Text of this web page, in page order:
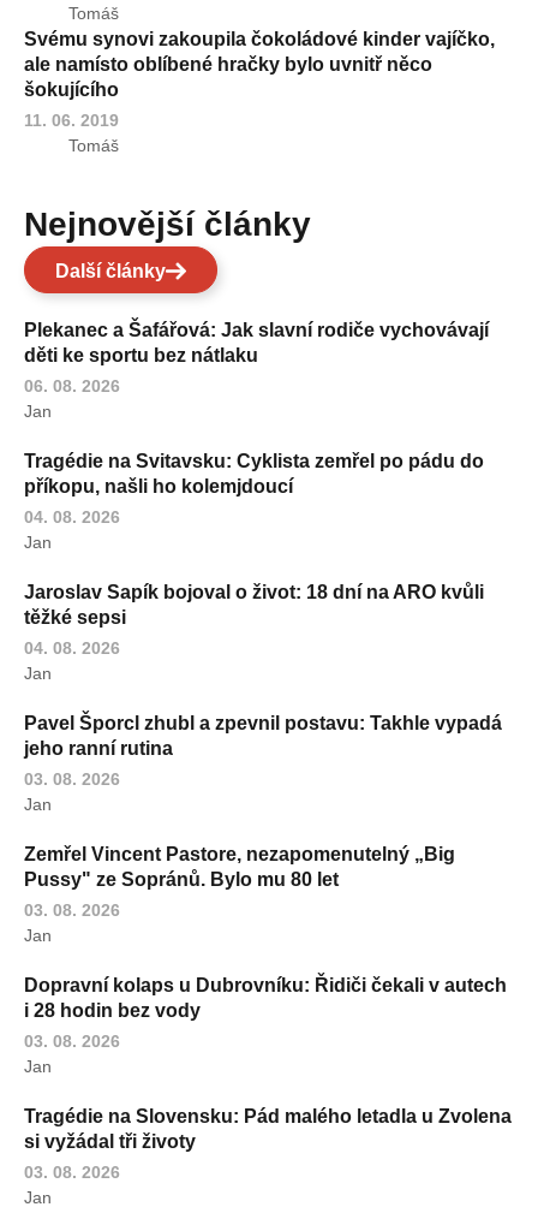
Tomáš
Svému synovi zakoupila čokoládové kinder vajíčko,
ale namísto oblíbené hračky bylo uvnitř něco
šokujícího
11. 06. 2019
Tomáš
Nejnovější články
Další články
Plekanec a Šafářová: Jak slavní rodiče vychovávají
děti ke sportu bez nátlaku
06. 08. 2026
Jan
Tragédie na Svitavsku: Cyklista zemřel po pádu do
příkopu, našli ho kolemjdoucí
04. 08. 2026
Jan
Jaroslav Sapík bojoval o život: 18 dní na ARO kvůli
těžké sepsi
04. 08. 2026
Jan
Pavel Šporcl zhubl a zpevnil postavu: Takhle vypadá
jeho ranní rutina
03. 08. 2026
Jan
Zemřel Vincent Pastore, nezapomenutelný „Big
Pussy" ze Sopránů. Bylo mu 80 let
03. 08. 2026
Jan
Dopravní kolaps u Dubrovníku: Řidiči čekali v autech
i 28 hodin bez vody
03. 08. 2026
Jan
Tragédie na Slovensku: Pád malého letadla u Zvolena
si vyžádal tři životy
03. 08. 2026
Jan